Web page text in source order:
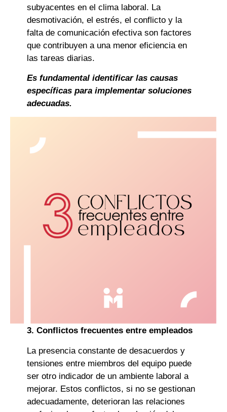
subyacentes en el clima laboral. La
desmotivación, el estrés, el conflicto y la
falta de comunicación efectiva son factores
que contribuyen a una menor eficiencia en
las tareas diarias.
Es fundamental identificar las causas
específicas para implementar soluciones
adecuadas.
3. Conflictos frecuentes entre empleados
La presencia constante de desacuerdos y
tensiones entre miembros del equipo puede
ser otro indicador de un ambiente laboral a
mejorar. Estos conflictos, si no se gestionan
adecuadamente, deterioran las relaciones